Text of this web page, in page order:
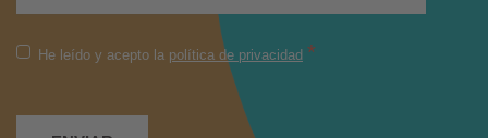
He leído y acepto la política de privacidad *